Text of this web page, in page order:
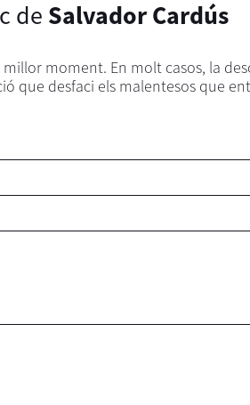
de Salvador Cardús
moment. En molt casos, la
que desfaci els malentesos que